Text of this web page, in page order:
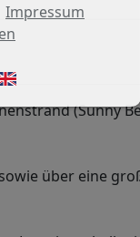
(Sunny
über eine
Impressum